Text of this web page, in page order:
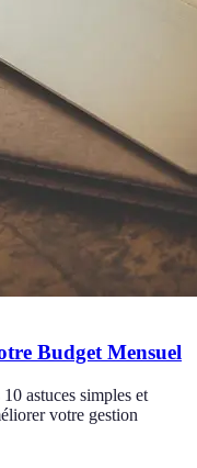
Budget Mensuel
astuces simples et
votre gestion